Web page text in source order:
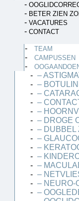
BETER ZIEN
VACATURES
CONTACT
TEAM
CAMPUSSEN
–
–
–
–
–
– DROGE
– DUBBEL
–
–
–
–
–
– NEURO-
–